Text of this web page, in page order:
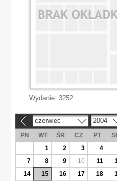
Wydanie: 3252
czerwiec 2004
PN WT ŚR CZ PT
1
2 3 4
7
8 9 10 11
14
15 16 17 18